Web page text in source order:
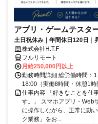
アプリ・ゲームテスタ
土日祝休み｜年間休日120日｜
株式会社H.T.F
フルリモート
月給250,000円以上
勤務時間詳細 総労働時間：
18:00（実働8時間・休憩1時
仕事内容 「好きなことを仕
す。」 スマホアプリ・Web
に操作しながら、正常に動
ク業務」をお...